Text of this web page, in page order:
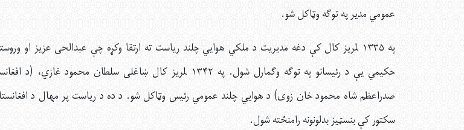
عمومي مدير په توګه وټاکل شو.
په ۱۳۳۵ لمریز کال کې دغه مدیریت د ملکي هوايي چلند ریاست ته ارتقا وکړه چې عبدالحی عزیز او
حکیمي یې د رئیسانو په توګه وګمارل شول. په ۱۳۴۲ لمریز کال ښاغلی سلطان محمود
صدراعظم شاه محمود خان زوی) د هوايي چلند عمومي رئيس وټاکل شو. د ده د رياست پر مهال د
سکتور کې بنسټيز بدلونونه رامنځته شول.